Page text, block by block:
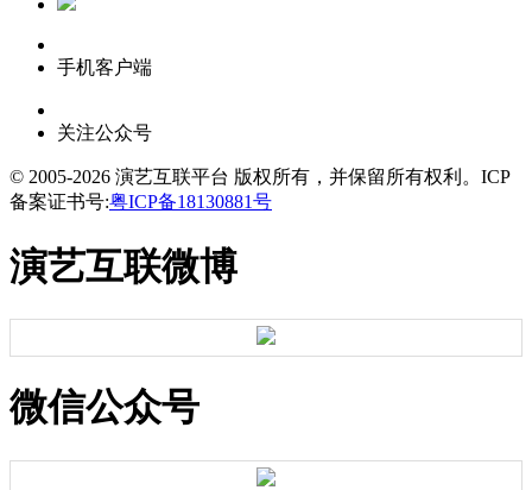
手机客户端
关注公众号
© 2005-2026 演艺互联平台 版权所有，并保留所有权利。 ICP
备案证书号:粤ICP备18130881号
演艺互联微博
微信公众号